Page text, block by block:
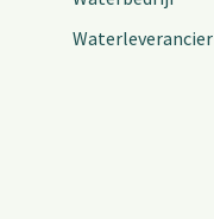
Waterleverancier